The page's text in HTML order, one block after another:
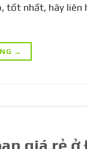
tốt nhất, hãy
→